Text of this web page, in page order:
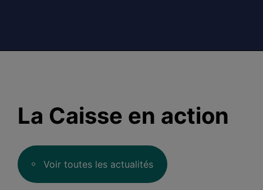
La Caisse en action
Voir toutes les actualités